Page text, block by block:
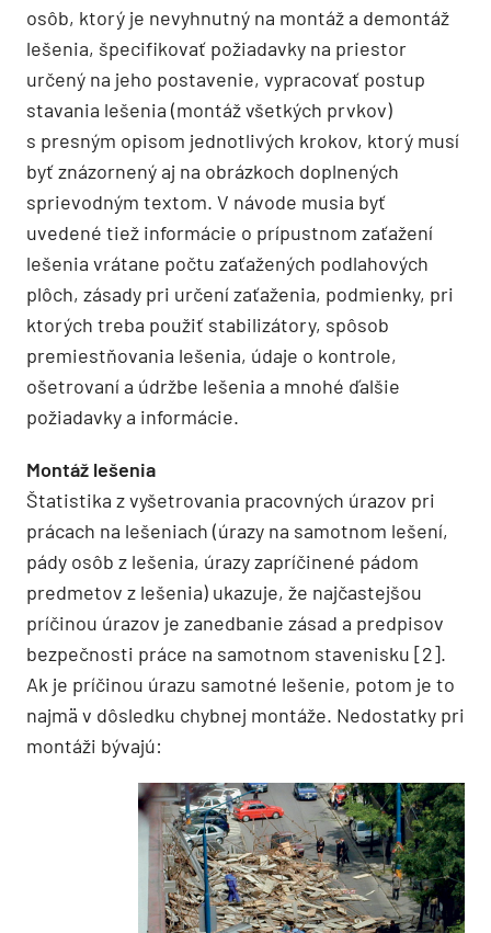
osôb, ktorý je nevyhnutný na montáž a demontáž
lešenia, špecifikovať požiadavky na priestor
určený na jeho postavenie, vypracovať postup
stavania lešenia (montáž všetkých prvkov)
s presným opisom jednotlivých krokov, ktorý musí
byť znázornený aj na obrázkoch doplnených
sprievodným textom. V návode musia byť
uvedené tiež informácie o prípustnom zaťažení
lešenia vrátane počtu zaťažených podlahových
plôch, zásady pri určení zaťaženia, podmienky, pri
ktorých treba použiť stabilizátory, spôsob
premiestňovania lešenia, údaje o kontrole,
ošetrovaní a údržbe lešenia a mnohé ďalšie
požiadavky a informácie.
Montáž lešenia
Štatistika z vyšetrovania pracovných úrazov pri
prácach na lešeniach (úrazy na samotnom lešení,
pády osôb z lešenia, úrazy zapríčinené pádom
predmetov z lešenia) ukazuje, že najčastejšou
príčinou úrazov je zanedbanie zásad a predpisov
bezpečnosti práce na samotnom stavenisku [2].
Ak je príčinou úrazu samotné lešenie, potom je to
najmä v dôsledku chybnej montáže. Nedostatky pri
montáži bývajú: